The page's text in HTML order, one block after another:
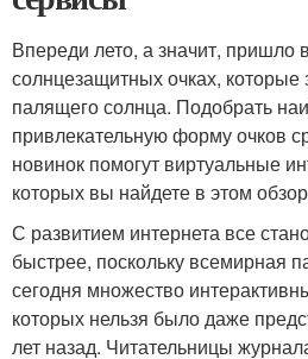
Впереди лето, а значит, пришло
солнцезащитных очках, которые
палящего солнца. Подобрать
привлекательную форму очков
новинок помогут виртуальные
которых вы найдете в этом
С развитием интернета все
быстрее, поскольку всемирная
сегодня множество
которых нельзя было даже
лет назад. Читательницы